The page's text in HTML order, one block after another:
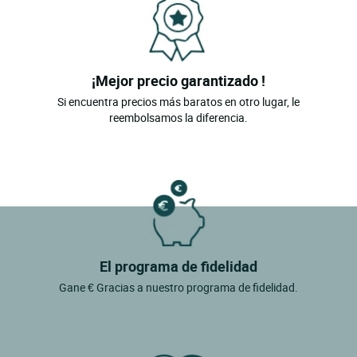
¡Mejor precio garantizado !
Si encuentra precios más baratos en otro lugar, le
reembolsamos la diferencia.
El programa de fidelidad
Gane € Gracias a nuestro programa de fidelidad.